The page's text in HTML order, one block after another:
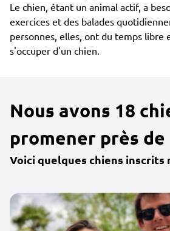
Le chien, étant un animal actif, a
exercices et des balades
personnes, elles, ont du temps libre
s'occuper d'un chien.
Nous avons 18
promener près
Voici quelques chiens inscrits